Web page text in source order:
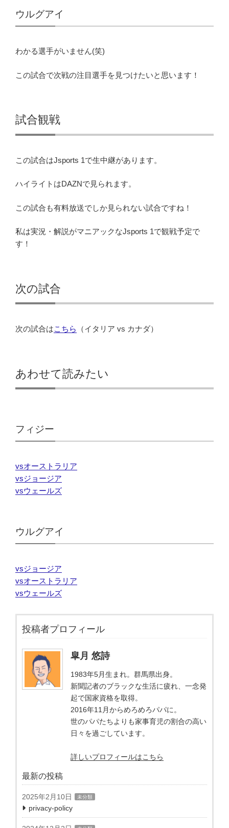
ウルグアイ
わかる選手がいません(笑)
この試合で次戦の注目選手を見つけたいと思います！
試合観戦
この試合はJsports 1で生中継があります。
ハイライトはDAZNで見られます。
この試合も有料放送でしか見られない試合ですね！
私は実況・解説がマニアックなJsports 1で観戦予定で
す！
次の試合
次の試合はこちら （イタリア vs カナダ）
あわせて読みたい
フィジー
vsオーストラリア
vsジョージア
vsウェールズ
ウルグアイ
vsジョージア
vsオーストラリア
vsウェールズ
投稿者プロフィール
皐月 悠詩
1983年5月生まれ。群馬県出身。
新聞記者のブラックな生活に疲れ、一念発
起で国家資格を取得。
2016年11月からめろめろパパに。
世のパパたちよりも家事育児の割合の高い
日々を過ごしています。
詳しいプロフィールはこちら
最新の投稿
2025年2月10日 未分類
privacy-policy